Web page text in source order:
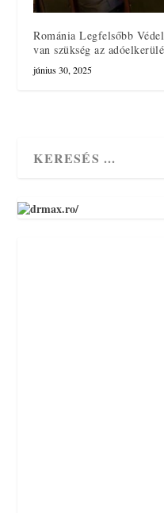
Románia Legfelsőbb
van szükség az
június 30, 2025